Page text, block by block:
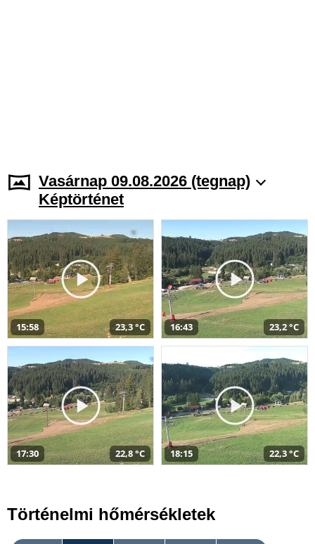
Vasárnap 09.08.2026 (tegnap)
Képtörténet
15:58 23,3 °C 16:43 23,2 °C
17:30 22,8 °C 18:15 22,3 °C
Történelmi hőmérsékletek